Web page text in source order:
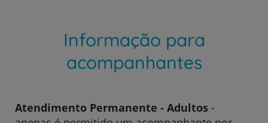
Informação para
acompanhantes
Atendimento Permanente - Adultos -